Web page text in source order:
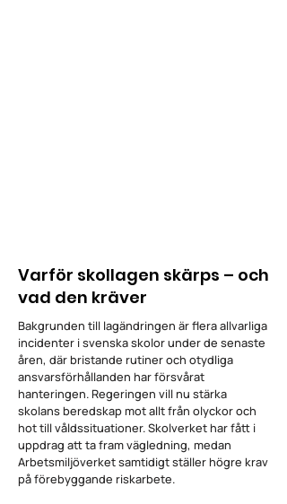
Varför skollagen skärps – och
vad den kräver
Bakgrunden till lagändringen är flera allvarliga
incidenter i svenska skolor under de senaste
åren, där bristande rutiner och otydliga
ansvarsförhållanden har försvårat
hanteringen. Regeringen vill nu stärka
skolans beredskap mot allt från olyckor och
hot till våldssituationer. Skolverket har fått i
uppdrag att ta fram vägledning, medan
Arbetsmiljöverket samtidigt ställer högre krav
på förebyggande riskarbete.